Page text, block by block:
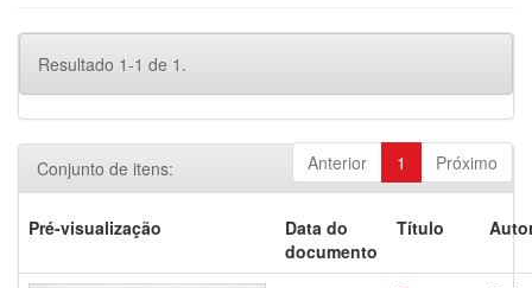
Resultado 1-1 de 1.
Anterior 1 Próximo
Conjunto de itens:
Pré-visualização
Data do
documento
Título